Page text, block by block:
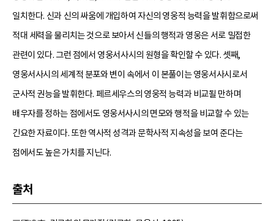
일치한다. 신과 신의 싸움에 개입하여 자신의 영웅적 능력을 발휘함으로써
적대 세력을 물리치는 것으로 보아서 신들의 행적과 영웅은 서로 밀접한
관련이 있다. 그런 점에서 영웅서사시의 원형을 확인할 수 있다. 셋째,
영웅서사시의 세계적 분포와 변이 속에서 이 본풀이는 영웅서사시로서
군사적 권능을 발휘한다. 페르세우스의 영웅적 능력과 비교될 만하며
배우자를 정하는 점에서도 영웅서사시의 면모와 행적을 비교할 수 있는
긴요한 자료이다. 또한 역사적 성격과 문학사적 지속성을 보여 준다는
점에서도 높은 가치를 지닌다.
출처